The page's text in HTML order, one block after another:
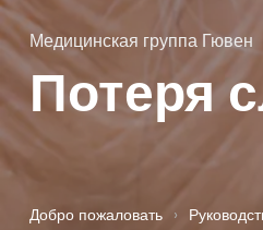
Медицинская группа Гювен
Потеря
Добро пожаловать ›